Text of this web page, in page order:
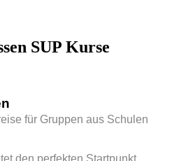
SUP Kurse
für Gruppen aus Schulen
den perfekten Startpunkt